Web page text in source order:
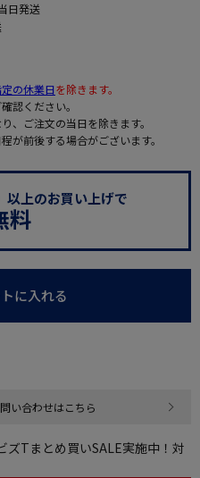
日発送
の休業日を除きます。
認ください。
、ご注文の当日を除きます。
が前後する場合がございます。
上のお買い上げで
料
に入れる
い合わせはこちら
Tまとめ買いSALE実施中！対